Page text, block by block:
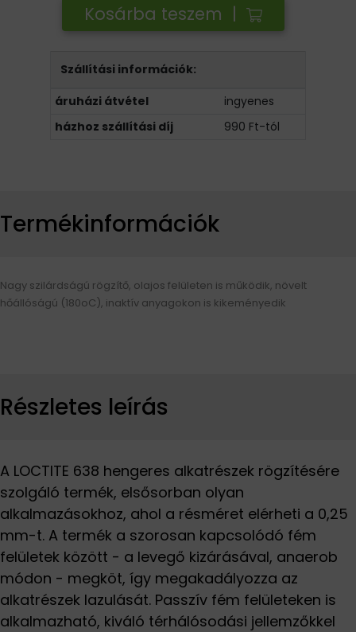
Kosárba teszem |
Szállítási információk:
áruházi átvétel
ingyenes
házhoz szállítási díj
990 Ft-tól
Termékinformációk
Nagy szilárdságú rögzítő, olajos felületen is működik, növelt
hőállóságú (180oC), inaktív anyagokon is kikeményedik
Részletes leírás
A LOCTITE 638 hengeres alkatrészek rögzítésére
szolgáló termék, elsősorban olyan
alkalmazásokhoz, ahol a résméret elérheti a 0,25
mm-t. A termék a szorosan kapcsolódó fém
felületek között - a levegő kizárásával, anaerob
módon - megköt, így megakadályozza az
alkatrészek lazulását. Passzív fém felületeken is
alkalmazható, kiváló térhálósodási jellemzőkkel